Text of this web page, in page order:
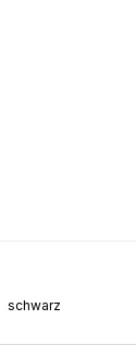
schwarz